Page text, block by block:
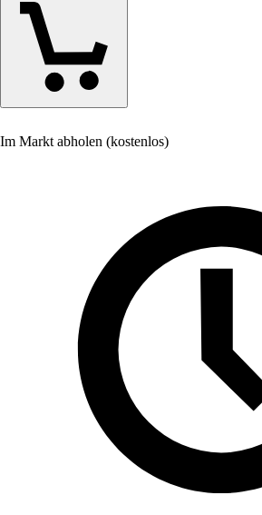
Im Markt abholen (kostenlos)